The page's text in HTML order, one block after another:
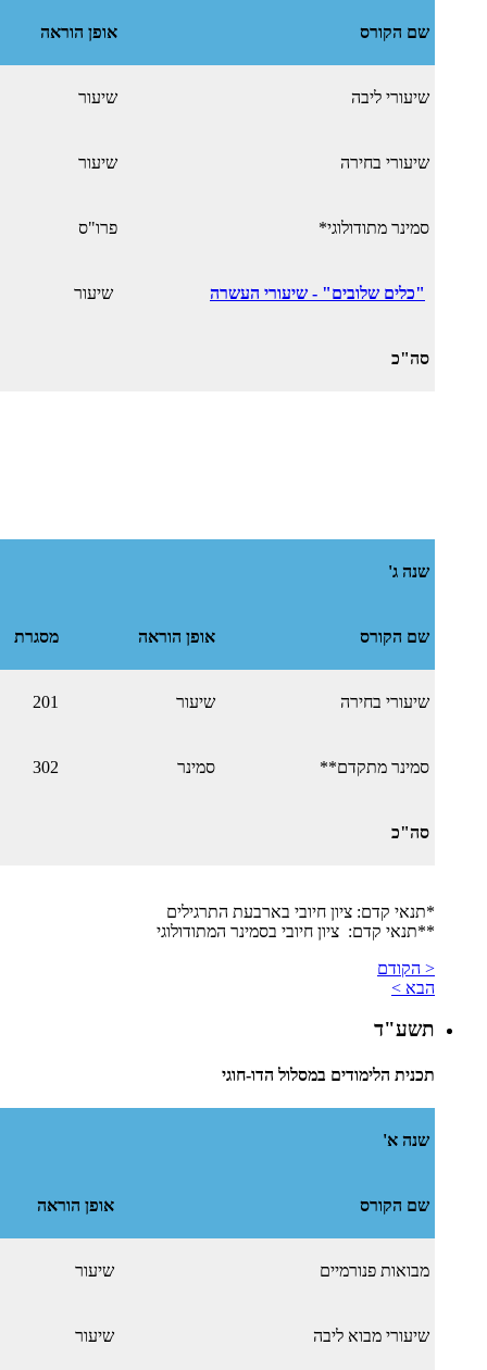
שם הקורס אופן הוראה
שיעורי ליבה שיעור
שיעורי בחירה שיעור
סמינר מתודולוגי* פרו"ס
"כלים שלובים" - שיעורי העשרה שיעור
סה"כ
שנה ג'
שם הקורס אופן הוראה מסגרת
שיעורי בחירה שיעור 201
סמינר מתקדם** סמינר 302
סה"כ
*תנאי קדם: ציון חיובי בארבעת התרגילים
​**תנאי קדם: ציון חיובי בסמינר המתודולוגי
< הקודם
הבא >
תשע"ד
תכנית הלימודים במסלול הדו-חוגי
שנה א'
שם הקורס אופן הוראה
מבואות פנורמיים שיעור
שיעורי מבוא ליבה שיעור